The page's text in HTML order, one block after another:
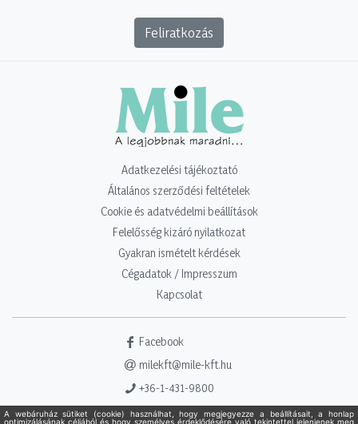
Feliratkozás
Adatkezelési tájékoztató
Általános szerződési feltételek
Cookie és adatvédelmi beállítások
Felelősség kizáró nyilatkozat
Gyakran ismételt kérdések
Cégadatok / Impresszum
Kapcsolat
Facebook
milekft@mile-kft.hu
+36-1-431-9800